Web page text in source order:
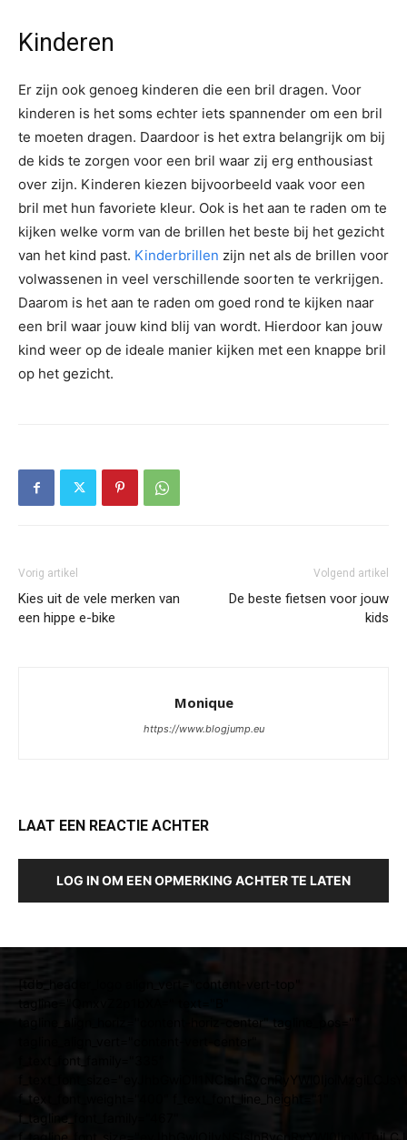
Kinderen
Er zijn ook genoeg kinderen die een bril dragen. Voor
kinderen is het soms echter iets spannender om een bril
te moeten dragen. Daardoor is het extra belangrijk om bij
de kids te zorgen voor een bril waar zij erg enthousiast
over zijn. Kinderen kiezen bijvoorbeeld vaak voor een
bril met hun favoriete kleur. Ook is het aan te raden om te
kijken welke vorm van de brillen het beste bij het gezicht
van het kind past. Kinderbrillen zijn net als de brillen voor
volwassenen in veel verschillende soorten te verkrijgen.
Daarom is het aan te raden om goed rond te kijken naar
een bril waar jouw kind blij van wordt. Hierdoor kan jouw
kind weer op de ideale manier kijken met een knappe bril
op het gezicht.
Vorig artikel
Kies uit de vele merken van
een hippe e-bike
Volgend artikel
De beste fietsen voor jouw
kids
Monique
https://www.blogjump.eu
LAAT EEN REACTIE ACHTER
LOG IN OM EEN OPMERKING ACHTER TE LATEN
[tdb_header_logo align_vert="content-vert-top"
tagline_align_horiz="content-horiz-center" tagline_pos=""
f_text_font_weight="400" f_text_font_line_height="1"